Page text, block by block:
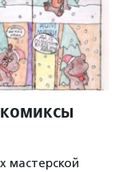
мастерской